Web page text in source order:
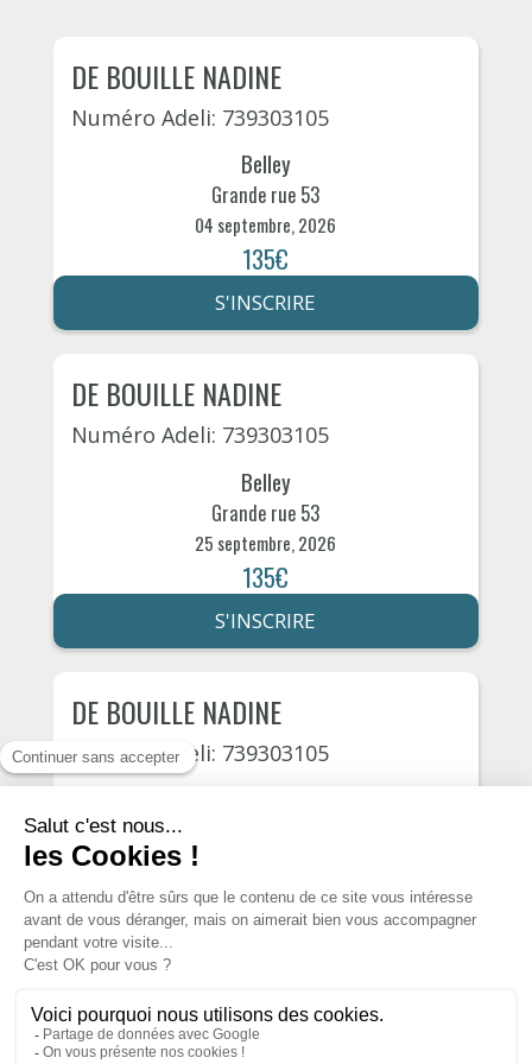
DE BOUILLE NADINE
Numéro Adeli: 739303105
Belley
Grande rue 53
04 septembre, 2026
135€
S'INSCRIRE
DE BOUILLE NADINE
Numéro Adeli: 739303105
Belley
Grande rue 53
25 septembre, 2026
135€
S'INSCRIRE
DE BOUILLE NADINE
Numéro Adeli: 739303105
135€
Autres psychologues du département